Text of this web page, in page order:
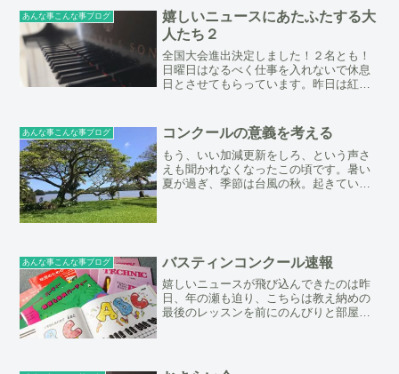
ましたが、皆様の１番の...
あんな事こんな事ブログ
嬉しいニュースにあたふたする大
人たち２
全国大会進出決定しました！２名とも！
日曜日はなるべく仕事を入れないで休息
日とさせてもらっています。昨日は紅葉
流れていますが、もう少し上流？の信貴
山辺りの竜田公園まで行っ...
あんな事こんな事ブログ コンクールの意義を考える
もう、いい加減更新をしろ、という声さ
えも聞かれなくなったこの頃です。暑い
夏が過ぎ、季節は台風の秋。起きている
あんな事こんな事ブログ バスティンコンクール速報
嬉しいニュースが飛び込んできたのは昨
日、年の瀬も迫り、こちらは教え納めの
最後のレッスンを前にのんびりと部屋の
徒の1人が予選を経て出場...